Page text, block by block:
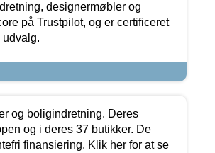
designermøbler og
på Trustpilot, og er certificeret
og boligindretning. Deres
og i deres 37 butikker. De
finansiering. Klik her for at se